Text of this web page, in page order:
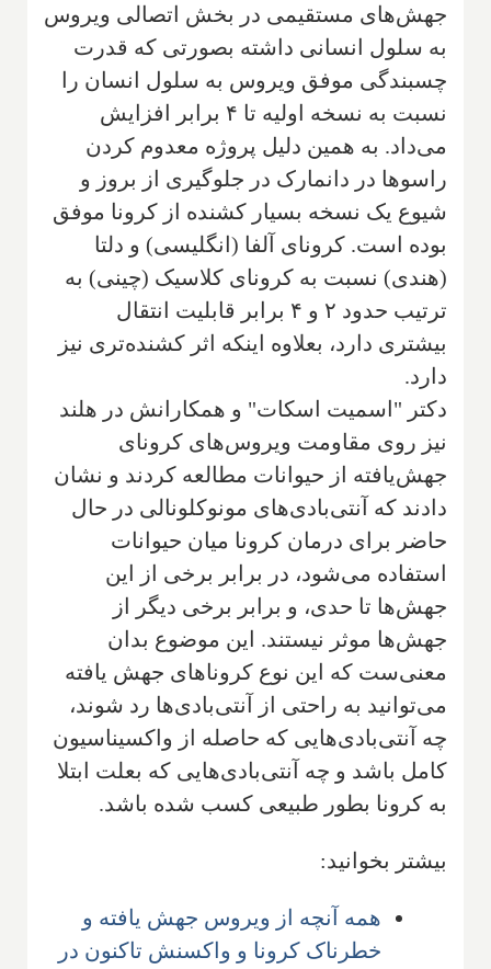
جهش‌های مستقیمی در بخش اتصالی ویروس
به سلول انسانی داشته بصورتی که قدرت
چسبندگی موفق ویروس به سلول انسان را
نسبت به نسخه اولیه تا ۴ برابر افزایش
می‌داد. به همین دلیل پروژه معدوم کردن
راسوها در دانمارک در جلوگیری از بروز و
شیوع یک نسخه بسیار کشنده از کرونا موفق
بوده است. کرونای آلفا (انگلیسی) و دلتا
(هندی) نسبت به کرونای کلاسیک (چینی) به
ترتیب حدود ۲ و ۴ برابر قابلیت انتقال
بیشتری دارد، بعلاوه اینکه اثر کشنده‌تری نیز
دارد.
دکتر "اسمیت اسکات" و همکارانش در هلند
نیز روی مقاومت ویروس‌های کرونای
جهش‌یافته از حیوانات مطالعه کردند و نشان
دادند که آنتی‌بادی‌های مونوکلونالی در حال
حاضر برای درمان کرونا میان حیوانات
استفاده می‌شود، در برابر برخی از این
جهش‌ها تا حدی، و برابر برخی دیگر از
جهش‌ها موثر نیستند. این موضوع بدان
معنی‌ست که این نوع کروناهای جهش یافته
می‌توانید به راحتی از آنتی‌بادی‌ها رد شوند،
چه آنتی‌بادی‌هایی که حاصله از واکسیناسیون
کامل باشد و چه آنتی‌بادی‌هایی که بعلت ابتلا
به کرونا بطور طبیعی کسب شده باشد.
بیشتر بخوانید:
همه آنچه از ویروس جهش یافته و
خطرناک کرونا و واکسنش تاکنون در